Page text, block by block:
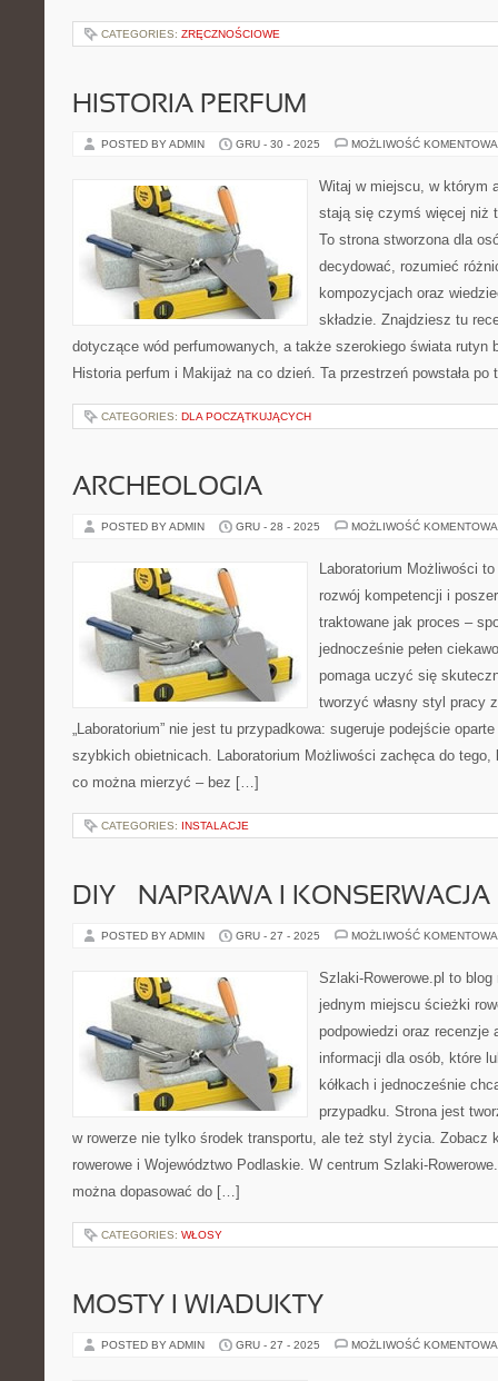
CATEGORIES: ZRĘCZNOŚCIOWE
HISTORIA PERFUM
POSTED BY ADMIN GRU - 30 - 2025 MOŻLIWOŚĆ
Witaj w miejscu, w którym
stają się czymś więcej niż
To strona stworzona dla
decydować, rozumieć
kompozycjach oraz
składzie. Znajdziesz tu
dotyczące wód perfumowanych, a także szerokiego świata rutyn
Historia perfum i Makijaż na co dzień. Ta przestrzeń powstała
CATEGORIES: DLA POCZĄTKUJĄCYCH
ARCHEOLOGIA
POSTED BY ADMIN GRU - 28 - 2025 MOŻLIWOŚĆ
Laboratorium Możliwości
rozwój kompetencji i
traktowane jak proces –
jednocześnie pełen
pomaga uczyć się
tworzyć własny styl pracy
„Laboratorium” nie jest tu przypadkowa: sugeruje podejście
szybkich obietnicach. Laboratorium Możliwości zachęca do
co można mierzyć – bez […]
CATEGORIES: INSTALACJE
DIY – NAPRAWA I KONSERWACJA
POSTED BY ADMIN GRU - 27 - 2025 MOŻLIWOŚĆ
Szlaki-Rowerowe.pl to blog
jednym miejscu ścieżki
podpowiedzi oraz recenzje
informacji dla osób, które
kółkach i jednocześnie
przypadku. Strona jest
w rowerze nie tylko środek transportu, ale też styl życia. Zobacz
rowerowe i Województwo Podlaskie. W centrum Szlaki-
można dopasować do […]
CATEGORIES: WŁOSY
MOSTY I WIADUKTY
POSTED BY ADMIN GRU - 27 - 2025 MOŻLIWOŚĆ